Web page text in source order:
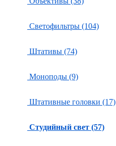
Светофильтры (104)
Штативы (74)
Моноподы (9)
Штативные головки (17)
Студийный свет (57)